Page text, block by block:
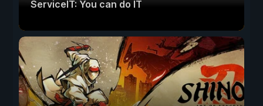
ServiceIT: You can do IT